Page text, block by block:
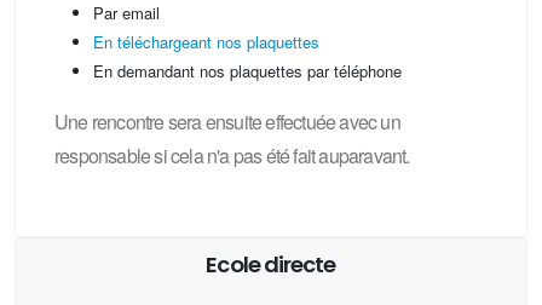
Par email
En téléchargeant nos plaquettes
En demandant nos plaquettes par téléphone
Une rencontre sera ensuite effectuée avec un
responsable si cela n'a pas été fait auparavant.
Ecole directe